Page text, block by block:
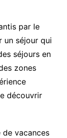
par le
un séjour qui
séjours en
zones
découvrir
de vacances